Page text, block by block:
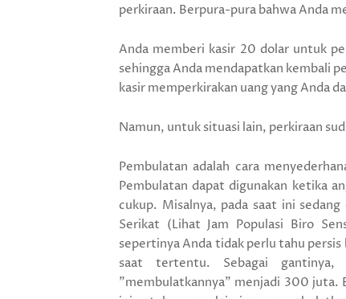
perkiraan. Berpura-pura bahwa Anda
Anda memberi kasir 20 dolar untuk
sehingga Anda mendapatkan kembali
kasir memperkirakan uang yang Anda
Namun, untuk situasi lain, perkiraan
Pembulatan adalah cara
Pembulatan dapat digunakan ketika
cukup. Misalnya, pada saat ini
Serikat (Lihat Jam Populasi Biro
sepertinya Anda tidak perlu tahu
saat tertentu. Sebagai gantinya,
"membulatkannya" menjadi 300 juta.